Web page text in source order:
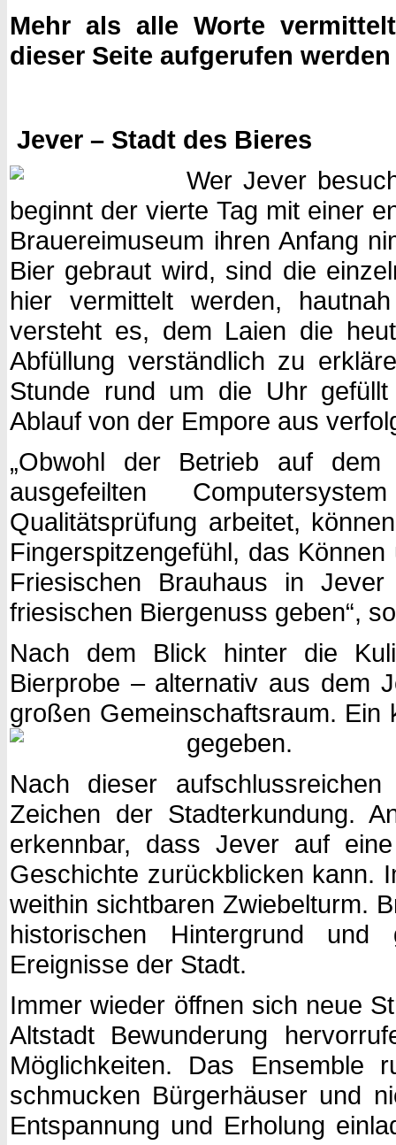
Mehr als alle Worte
dieser Seite aufgerufen
Jever – Stadt des Bieres
Wer Jever
beginnt der vierte Tag mit einer
Brauereimuseum ihren Anfang
Bier gebraut wird, sind die
hier vermittelt werden,
versteht es, dem Laien die
Abfüllung verständlich zu
Stunde rund um die Uhr
Ablauf von der Empore aus
„Obwohl der Betrieb auf
ausgefeilten
Qualitätsprüfung arbeitet,
Fingerspitzengefühl, das
Friesischen Brauhaus in
friesischen Biergenuss geben“,
Nach dem Blick hinter die
Bierprobe – alternativ aus dem
großen Gemeinschaftsraum.
gegeben.
Nach dieser
Zeichen der Stadterkundung.
erkennbar, dass Jever auf
Geschichte zurückblicken kann.
weithin sichtbaren Zwiebelturm.
historischen Hintergrund
Ereignisse der Stadt.
Immer wieder öffnen sich neue
Altstadt Bewunderung
Möglichkeiten. Das Ensemble
schmucken Bürgerhäuser und
Entspannung und Erholung